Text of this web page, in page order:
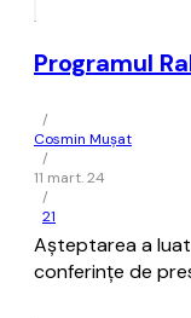
Programul
/
Cosmin Mușat
/
11 mart. 24
/
21
Aşteptarea a
conferinţe de